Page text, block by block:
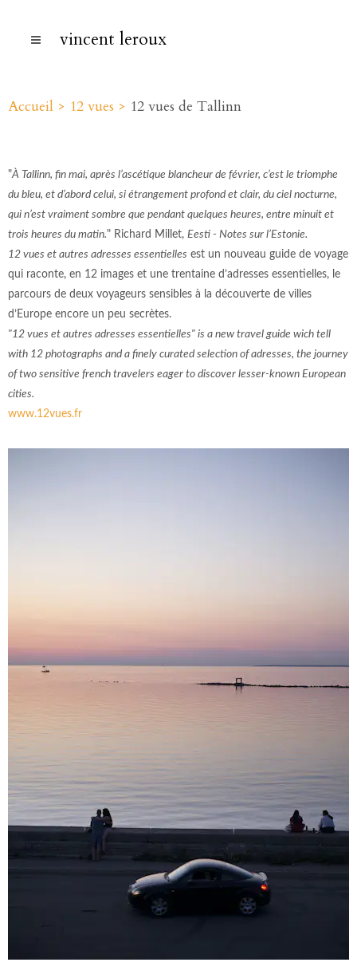
vincent leroux
Accueil > 12 vues > 12 vues de Tallinn
"À Tallinn, fin mai, après l’ascétique blancheur de février, c’est le triomphe
du bleu, et d’abord celui, si étrangement profond et clair, du ciel nocturne,
qui n’est vraiment sombre que pendant quelques heures, entre minuit et
trois heures du matin." Richard Millet, Eesti - Notes sur l’Estonie.
12 vues et autres adresses essentielles est un nouveau guide de voyage
qui raconte, en 12 images et une trentaine d’adresses essentielles, le
parcours de deux voyageurs sensibles à la découverte de villes
d’Europe encore un peu secrètes.
"12 vues et autres adresses essentielles" is a new travel guide wich tell
with 12 photographs and a finely curated selection of adresses, the journey
of two sensitive french travelers eager to discover lesser-known European
cities.
www.12vues.fr